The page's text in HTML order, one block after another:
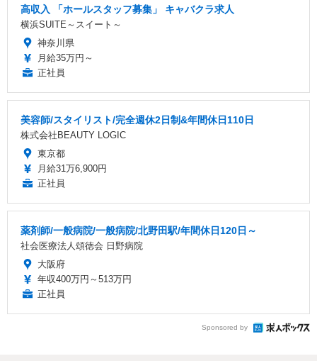
高収入 「ホールスタッフ募集」 キャバクラ求人
横浜SUITE～スイート～
神奈川県
月給35万円～
正社員
美容師/スタイリスト/完全週休2日制&年間休日110日
株式会社BEAUTY LOGIC
東京都
月給31万6,900円
正社員
薬剤師/一般病院/一般病院/北野田駅/年間休日120日～
社会医療法人頌徳会 日野病院
大阪府
年収400万円～513万円
正社員
Sponsored by